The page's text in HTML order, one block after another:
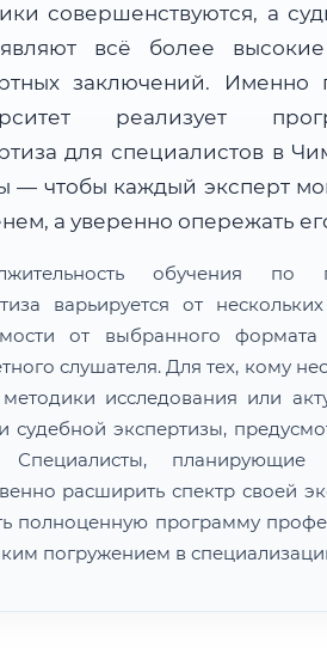
совершенствуются, а
всё более
заключений. Именно
реализует
для специалистов в
— чтобы каждый эксперт
а уверенно опережать
обучения по
варьируется от
от выбранного
слушателя. Для тех, кому
исследования или
судебной экспертизы,
Специалисты,
расширить спектр своей
полноценную программу
погружением в